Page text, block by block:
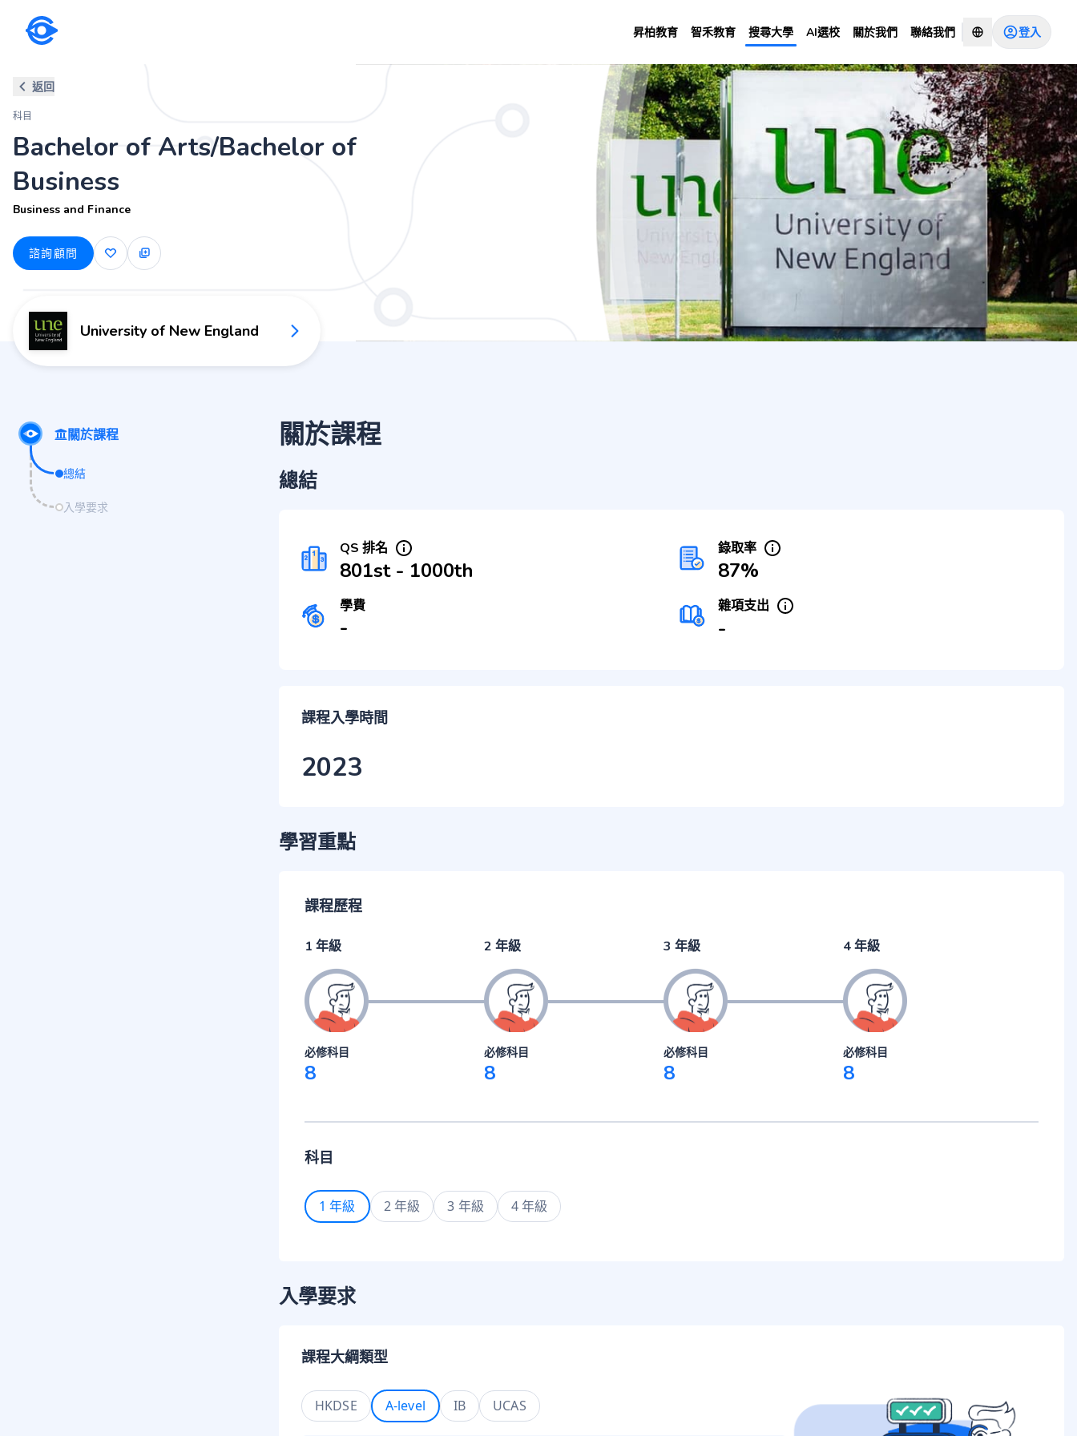
昇柏教育 智禾教育 搜尋大學 AI選校 關於我們 聯絡我們 登入
諮詢顧問
返回
科目
Bachelor of Arts/Bachelor of
Business
Business and Finance
諮詢顧問
University of New England
關於課程
總結
入學要求
關於課程
總結
QS 排名
801st - 1000th
錄取率
87%
學費
-
雜項支出
-
課程入學時間
2023
學習重點
課程歷程
1 年級
必修科目
8
2 年級
必修科目
8
3 年級
必修科目
8
4 年級
必修科目
8
科目
1 年級 2 年級 3 年級 4 年級
入學要求
課程大綱類型
HKDSE A-level IB UCAS